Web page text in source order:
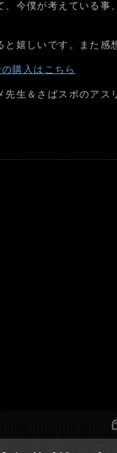
、今僕が考えている事
と嬉しいです。また感
購入はこちら
先生＆さばスポのアス